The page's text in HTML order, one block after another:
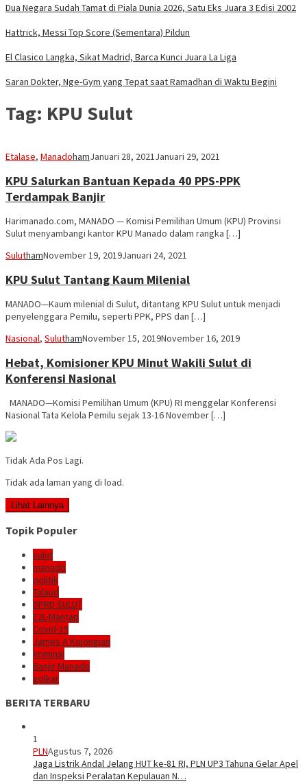
Dua Negara Sudah Tamat di Piala Dunia 2026, Satu Eks Juara 3 Edisi 2002
Hattrick, Messi Top Score (Sementara) Pildun
El Clasico Langka, Sikat Madrid, Barca Kunci Juara La Liga
Saran Dokter, Nge-Gym yang Tepat saat Ramadhan di Waktu Begini
Tag: KPU Sulut
Etalase, ManadohamJanuari 28, 2021Januari 29, 2021
KPU Salurkan Bantuan Kepada 40 PPS-PPK
Terdampak Banjir
Harimanado.com, MANADO — Komisi Pemilihan Umum (KPU) Provinsi
Sulut menyambangi kantor KPU Manado dalam rangka […]
SuluthamNovember 19, 2019Januari 24, 2021
KPU Sulut Tantang Kaum Milenial
MANADO—Kaum milenial di Sulut, ditantang KPU Sulut untuk menjadi
penyelenggara Pemilu, seperti PPK, PPS dan […]
Nasional, SuluthamNovember 15, 2019November 16, 2019
Hebat, Komisioner KPU Minut Wakili Sulut di
Konferensi Nasional
MANADO—Komisi Pemilihan Umum (KPU) RI menggelar Konferensi
Nasional Tata Kelola Pemilu sejak 13-16 November […]
Tidak Ada Pos Lagi.
Tidak ada laman yang di load.
Lihat Lainnya
Topik Populer
sulut
manado
politik
Talaud
DPRD SULUT
E2L-Mantap
Covid-19
James A Kojongian
kriminal
Banjir Manado
golkar
BERITA TERBARU
1
PLNAgustus 7, 2026
Jaga Listrik Andal Jelang HUT ke-81 RI, PLN UP3 Tahuna Gelar Apel
dan Inspeksi Peralatan Kepulauan N…